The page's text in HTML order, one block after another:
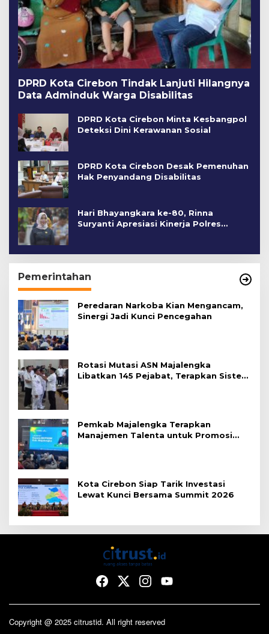
DPRD Kota Cirebon Tindak Lanjuti Hilangnya
Data Adminduk Warga Disabilitas
DPRD Kota Cirebon Minta Kesbangpol
Deteksi Dini Kerawanan Sosial
DPRD Kota Cirebon Desak Pemenuhan
Hak Penyandang Disabilitas
Hari Bhayangkara ke-80, Rinna
Suryanti Apresiasi Kinerja Polres
Pemerintahan
Peredaran Narkoba Kian Mengancam,
Sinergi Jadi Kunci Pencegahan
Rotasi Mutasi ASN Majalengka
Libatkan 145 Pejabat, Terapkan Sistem
Pemkab Majalengka Terapkan
Manajemen Talenta untuk Promosi
Kota Cirebon Siap Tarik Investasi
Lewat Kunci Bersama Summit 2026
Copyright @ 2025 citrustid. All right reserved